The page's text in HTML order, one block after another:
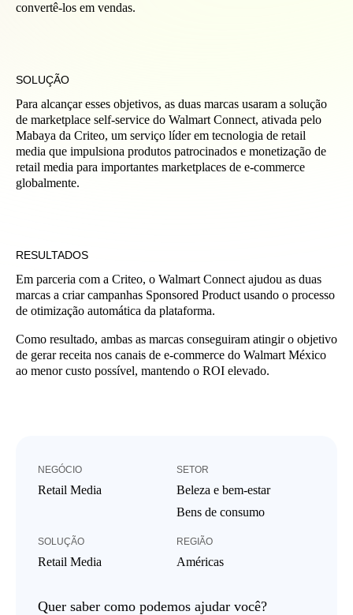
NEGÓCIO
Retail Media
SETOR
Beleza e bem-estar
Bens de consumo
SOLUÇÃO
Retail Media
REGIÃO
Américas
Quer saber como podemos ajudar você?
convertê-los em vendas.
SOLUÇÃO
Para alcançar esses objetivos, as duas marcas usaram a solução
de marketplace self-service do Walmart Connect, ativada pelo
Mabaya da Criteo, um serviço líder em tecnologia de retail
media que impulsiona produtos patrocinados e monetização de
retail media para importantes marketplaces de e-commerce
globalmente.
RESULTADOS
Em parceria com a Criteo, o Walmart Connect ajudou as duas
marcas a criar campanhas Sponsored Product usando o processo
de otimização automática da plataforma.
Como resultado, ambas as marcas conseguiram atingir o objetivo
de gerar receita nos canais de e-commerce do Walmart México
ao menor custo possível, mantendo o ROI elevado.